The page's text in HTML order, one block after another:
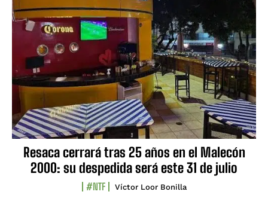
Resaca cerrará tras 25 años en el Malecón
2000: su despedida será este 31 de julio
#NTF Víctor Loor Bonilla